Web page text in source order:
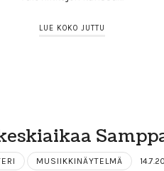
LUE KOKO JUTTU
MUSIIKKINÄYTELMÄ